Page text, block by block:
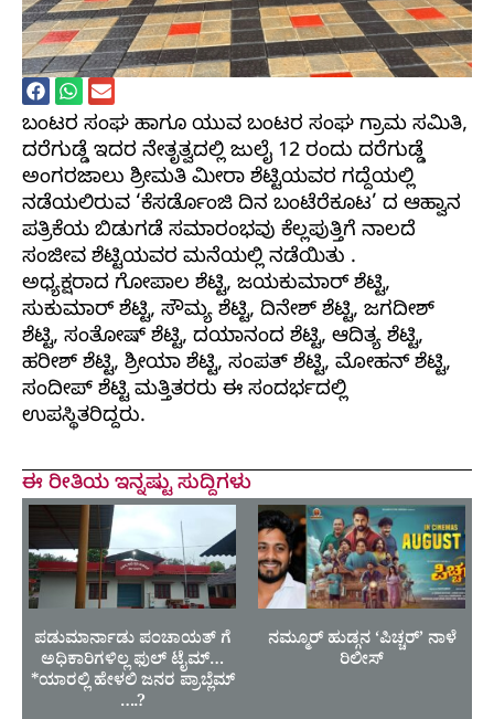
ಬಂಟರ ಸಂಘ ಹಾಗೂ ಯುವ ಬಂಟರ ಸಂಘ ಗ್ರಾಮ ಸಮಿತಿ,
ದರೆಗುಡ್ಡೆ ಇದರ ನೇತೃತ್ವದಲ್ಲಿ ಜುಲೈ 12 ರಂದು ದರೆಗುಡ್ಡೆ
ಅಂಗರಜಾಲು ಶ್ರೀಮತಿ ಮೀರಾ ಶೆಟ್ಟಿಯವರ ಗದ್ದೆಯಲ್ಲಿ
ನಡೆಯಲಿರುವ ‘ಕೆಸರ್ಡೊಂಜಿ ದಿನ ಬಂಟೆರೆಕೂಟ’ ದ ಆಹ್ವಾನ
ಪತ್ರಿಕೆಯ ಬಿಡುಗಡೆ ಸಮಾರಂಭವು ಕೆಲ್ಲಪುತ್ತಿಗೆ ನಾಲದೆ
ಸಂಜೀವ ಶೆಟ್ಟಿಯವರ ಮನೆಯಲ್ಲಿ ನಡೆಯಿತು ‌.
ಅಧ್ಯಕ್ಷರಾದ ಗೋಪಾಲ ಶೆಟ್ಟಿ, ಜಯಕುಮಾರ್ ಶೆಟ್ಟಿ,
ಸುಕುಮಾರ್ ಶೆಟ್ಟಿ, ಸೌಮ್ಯ ಶೆಟ್ಟಿ, ದಿನೇಶ್ ಶೆಟ್ಟಿ, ಜಗದೀಶ್
ಶೆಟ್ಟಿ, ಸಂತೋಷ್ ಶೆಟ್ಟಿ, ದಯಾನಂದ ಶೆಟ್ಟಿ, ಆದಿತ್ಯ ಶೆಟ್ಟಿ,
ಹರೀಶ್ ಶೆಟ್ಟಿ, ಶ್ರೀಯಾ ಶೆಟ್ಟಿ, ಸಂಪತ್ ಶೆಟ್ಟಿ, ಮೋಹನ್ ಶೆಟ್ಟಿ,
ಸಂದೀಪ್ ಶೆಟ್ಟಿ ಮತ್ತಿತರರು ಈ ಸಂದರ್ಭದಲ್ಲಿ
ಉಪಸ್ಥಿತರಿದ್ದರು.
ಈ ರೀತಿಯ ಇನ್ನಷ್ಟು ಸುದ್ದಿಗಳು
ಪಡುಮಾರ್ನಾಡು ಪಂಚಾಯತ್ ಗೆ
ಅಧಿಕಾರಿಗಳಿಲ್ಲ ಫುಲ್ ಟೈಮ್…
*ಯಾರಲ್ಲಿ ಹೇಳಲಿ ಜನರ ಪ್ರಾಬ್ಲೆಮ್
….?
ನಮ್ಮೂರ್ ಹುಡ್ಗನ ‘ಪಿಚ್ಚರ್’ ನಾಳೆ
ರಿಲೀಸ್